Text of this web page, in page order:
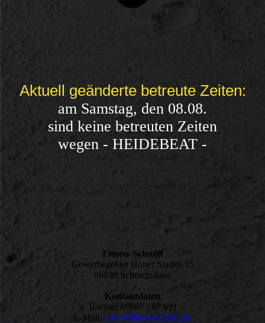
Aktuell geänderte betreute Zeiten:
am Samstag, den 08.08.
sind keine betreuten Zeiten
wegen - HEIDEBEAT -
Fitness Schmitt
Gewerbegebiet Hoher Staden 15
66839 Schmelz/Saar
Kontaktdaten
Telefon: 06887 / 87 631
E-Mail: info@fitness-schmitt.de